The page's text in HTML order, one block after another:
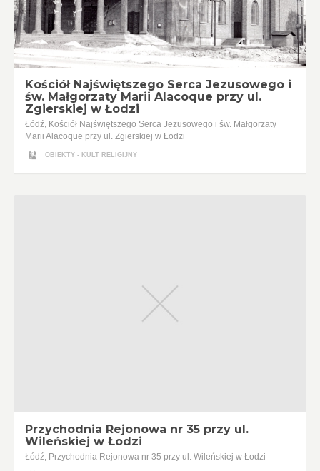
Kościół Najświętszego Serca Jezusowego i
św. Małgorzaty Marii Alacoque przy ul.
Zgierskiej w Łodzi
Łódź, Kościół Najświętszego Serca Jezusowego i św. Małgorzaty
Marii Alacoque przy ul. Zgierskiej w Łodzi
OBIEKTY - KULT RELIGIJNY
Przychodnia Rejonowa nr 35 przy ul.
Wileńskiej w Łodzi
Łódź, Przychodnia Rejonowa nr 35 przy ul. Wileńskiej w Łodzi